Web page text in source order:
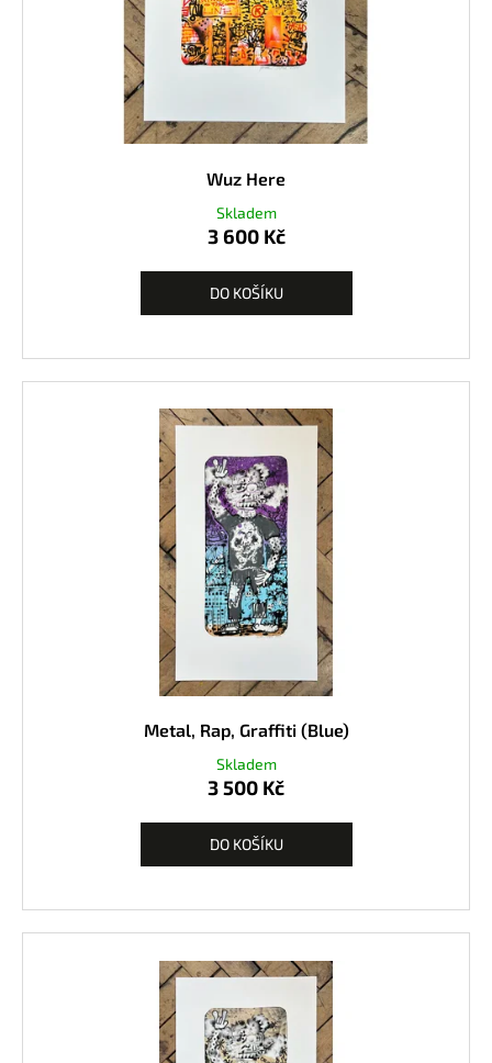
Wuz Here
Skladem
3 600 Kč
DO KOŠÍKU
Metal, Rap, Graffiti (Blue)
Skladem
3 500 Kč
DO KOŠÍKU